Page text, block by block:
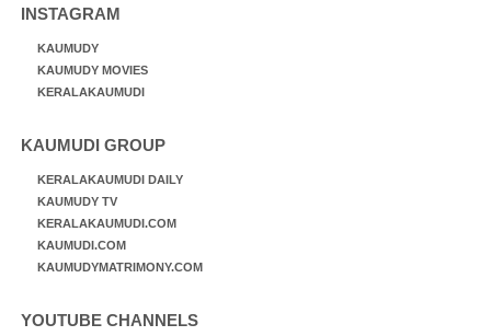
INSTAGRAM
KAUMUDY
KAUMUDY MOVIES
KERALAKAUMUDI
KAUMUDI GROUP
KERALAKAUMUDI DAILY
KAUMUDY TV
KERALAKAUMUDI.COM
KAUMUDI.COM
KAUMUDYMATRIMONY.COM
YOUTUBE CHANNELS